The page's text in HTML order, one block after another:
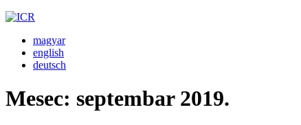
magyar
english
deutsch
Mesec: septembar 2019.